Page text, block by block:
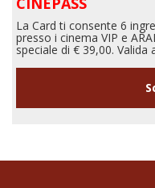
La Card ti consente 6
presso i cinema VIP e
speciale di € 39,00.